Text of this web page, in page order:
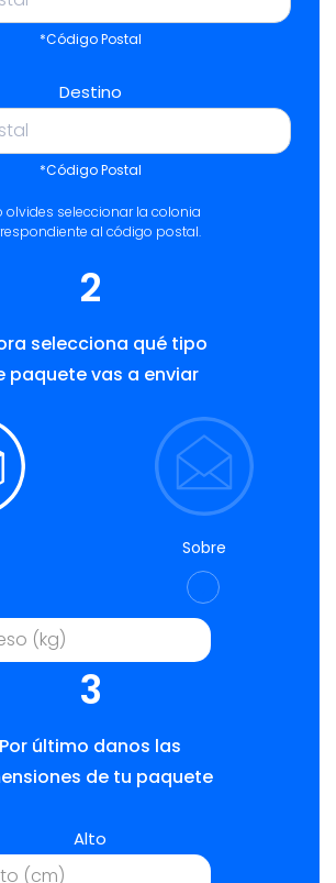
*Código Postal
Destino
*Código Postal
olvides seleccionar la colonia
al código postal.
2
selecciona qué tipo
paquete vas a enviar
Sobre
3
Por último danos las
de tu paquete
Alto